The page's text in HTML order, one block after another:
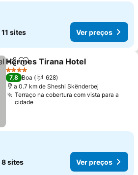
11 sites Ver preços
PartilharAdicionar aos favoritos
Hermes Tirana Hotel
4 Estrelas
7,8 Boa
628
a 0.7 km de Sheshi Skënderbej
Terraço na cobertura com vista para a
cidade
8 sites Ver preços